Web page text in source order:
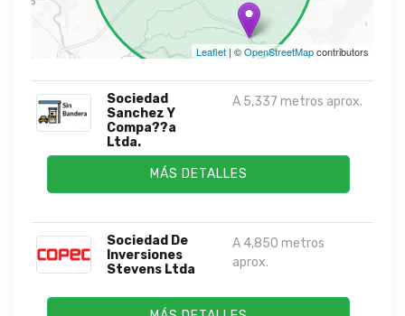
Leaflet | ©OpenStreetMapcontributors
Sociedad
Sanchez Y
Compa??a
Ltda.
A 5,337 metros aprox.
MÁS DETALLES
Sociedad De
Inversiones
Stevens Ltda
A 4,850 metros
aprox.